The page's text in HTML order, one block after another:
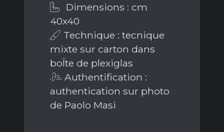
Dimensions : cm
40x40
Technique : tecnique
mixte sur carton dans
boÎte de plexiglas
Authentification :
authentication sur photo
de Paolo Masi